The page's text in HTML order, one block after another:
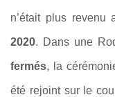
n’était plus
2020. Dans une
fermés, la
été rejoint sur le